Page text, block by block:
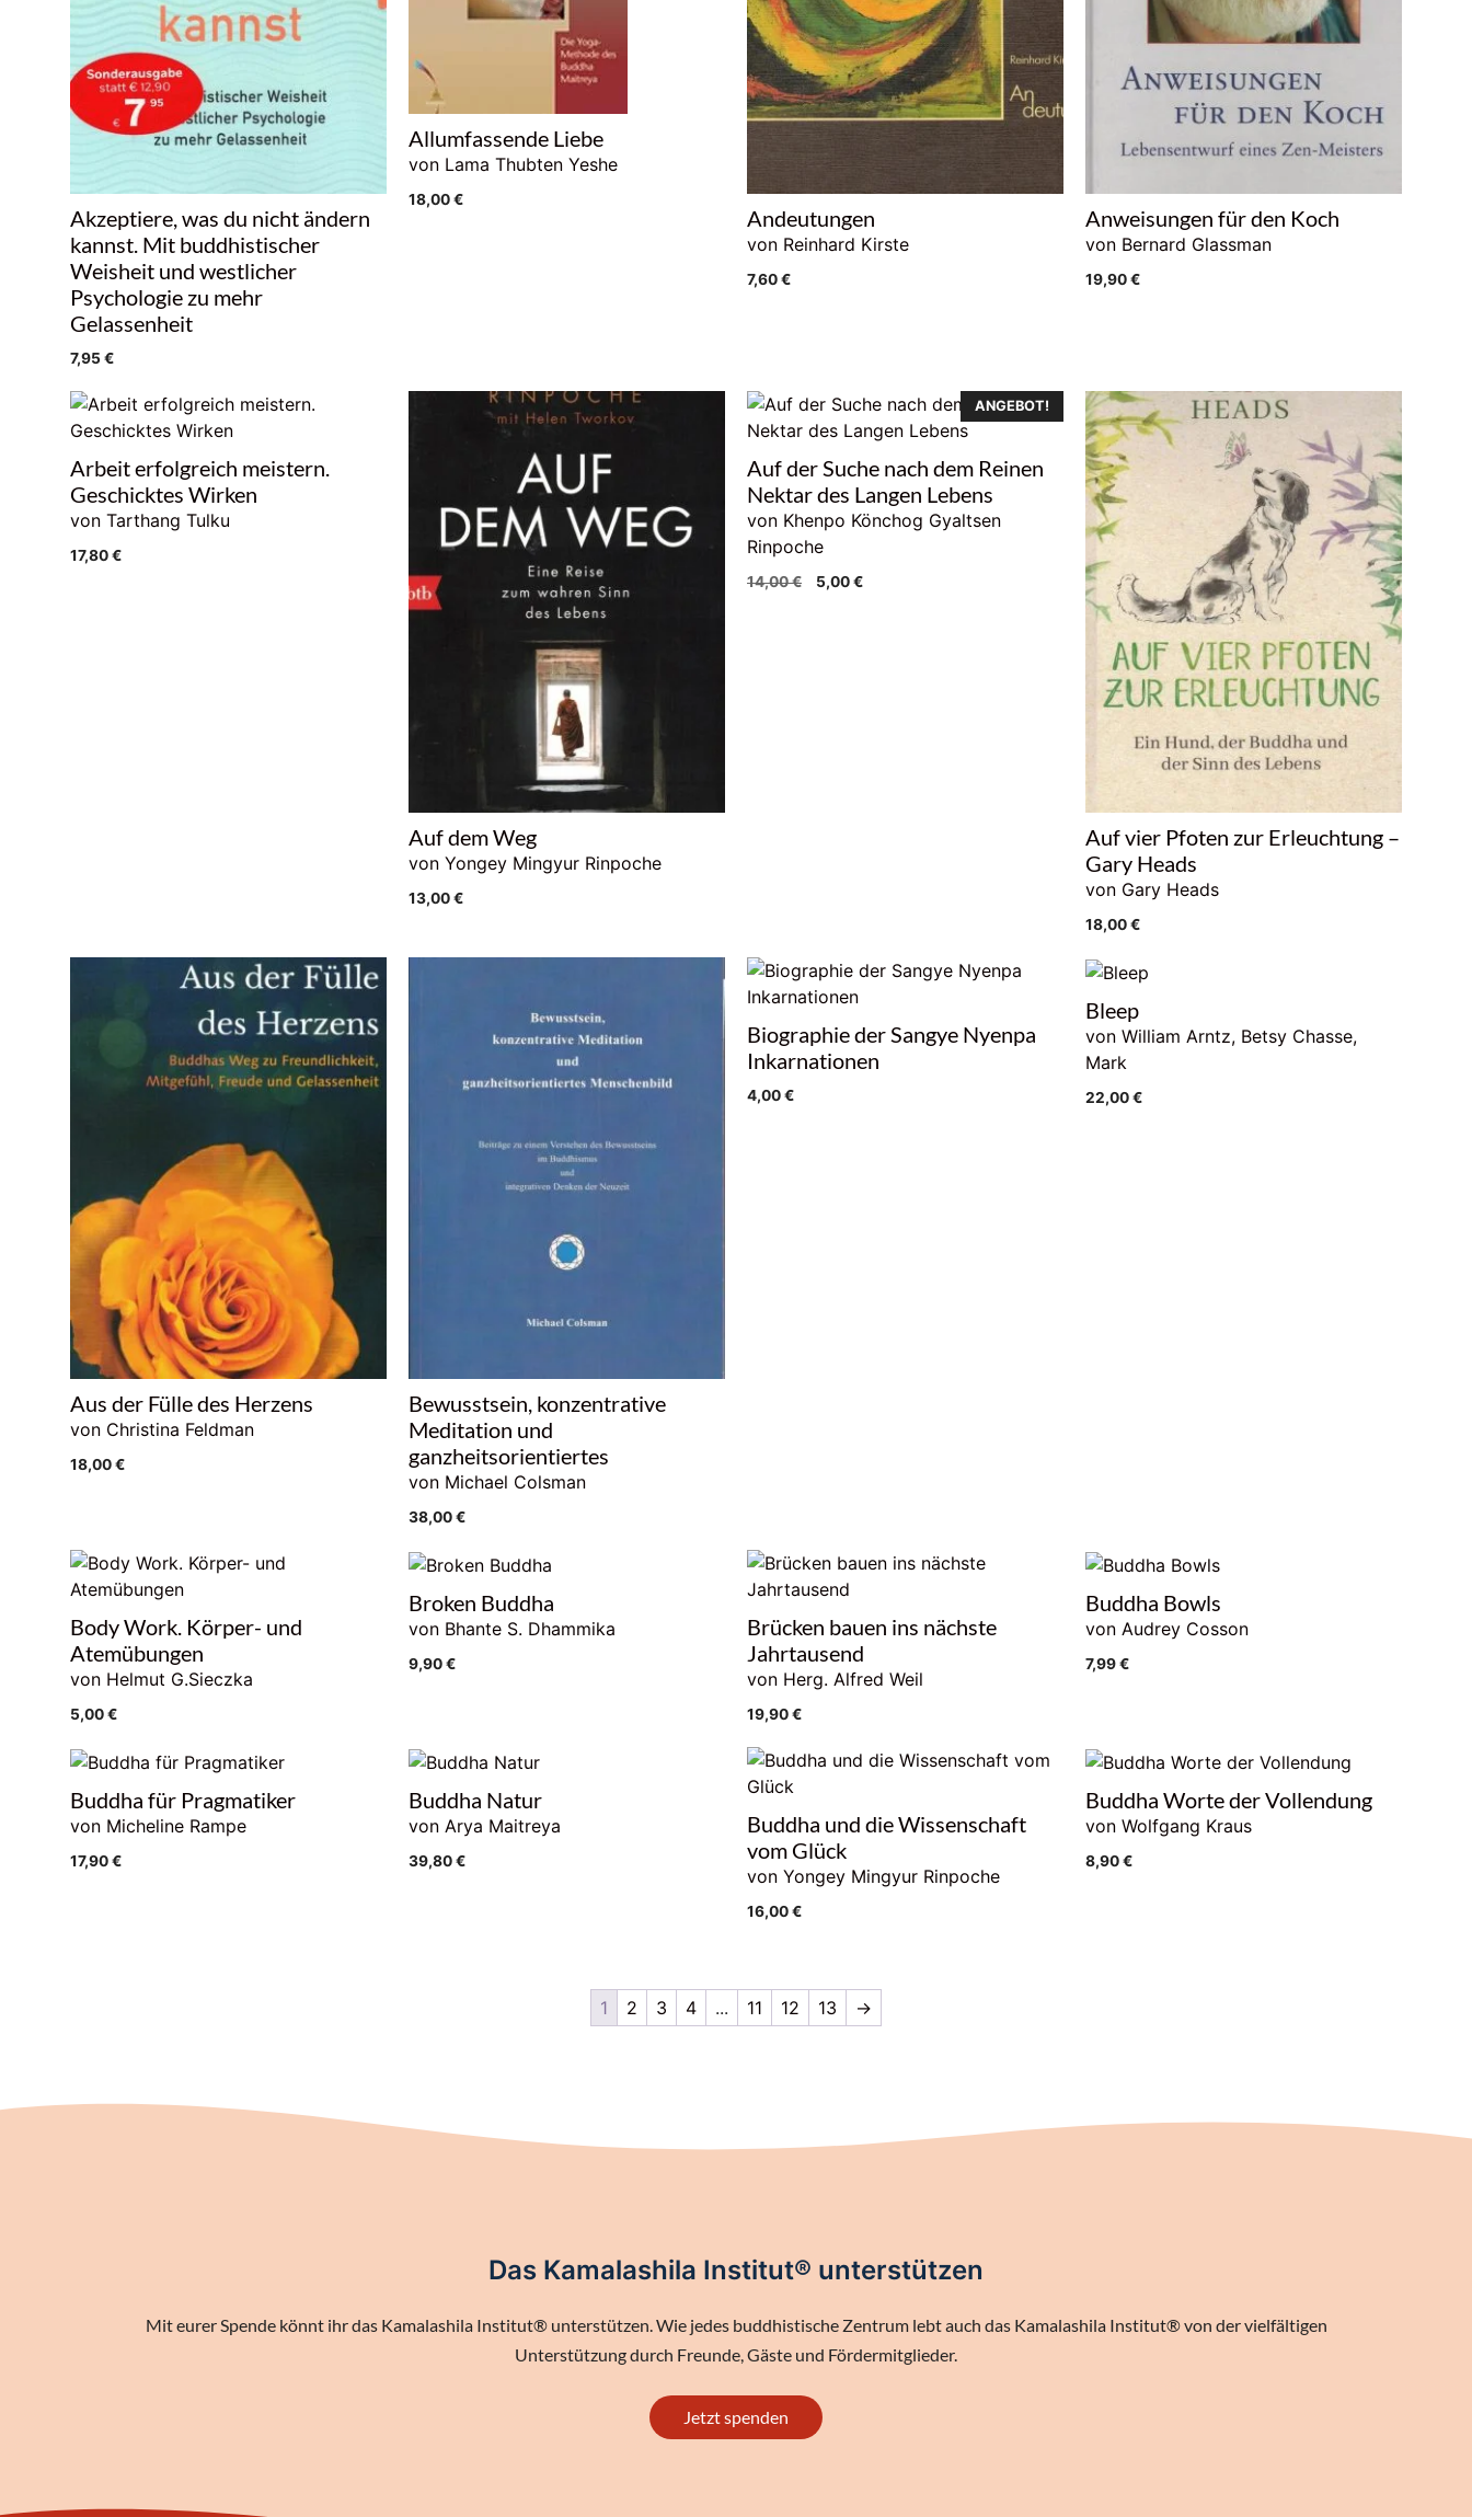
Akzeptiere, was du nicht ändern
kannst. Mit buddhistischer
Weisheit und westlicher
Psychologie zu mehr
Gelassenheit
7,95€
Allumfassende Liebe
von Lama Thubten Yeshe
18,00€
Andeutungen
von Reinhard Kirste
7,60€
Anweisungen für den Koch
von Bernard Glassman
19,90€
Arbeit erfolgreich meistern.
Geschicktes Wirken
von Tarthang Tulku
17,80€
Auf dem Weg
von Yongey Mingyur Rinpoche
13,00€
ANGEBOT!
Auf der Suche nach dem Reinen
Nektar des Langen Lebens
von Khenpo Könchog Gyaltsen
Rinpoche
14,00€
Ursprünglicher
5,00€Aktueller
Auf vier Pfoten zur Erleuchtung –
Gary Heads
von Gary Heads
18,00€
Aus der Fülle des Herzens
von Christina Feldman
18,00€
Bewusstsein, konzentrative
Meditation und
ganzheitsorientiertes
von Michael Colsman
38,00€
Biographie der Sangye Nyenpa
Inkarnationen
4,00€
Bleep
von William Arntz, Betsy Chasse,
Mark
22,00€
Body Work. Körper- und
Atemübungen
von Helmut G.Sieczka
5,00€
Broken Buddha
von Bhante S. Dhammika
9,90€
Brücken bauen ins nächste
Jahrtausend
von Herg. Alfred Weil
19,90€
Buddha Bowls
von Audrey Cosson
7,99€
Buddha für Pragmatiker
von Micheline Rampe
17,90€
Buddha Natur
von Arya Maitreya
39,80€
Buddha und die Wissenschaft
vom Glück
von Yongey Mingyur Rinpoche
16,00€
Buddha Worte der Vollendung
von Wolfgang Kraus
8,90€
1 2 3 4 ... 11 12 13 →
Das Kamalashila Institut® unterstützen
Mit eurer Spende könnt ihr das Kamalashila Institut® unterstützen. Wie jedes buddhistische Zentrum lebt auch das Kamalashila Institut® von der vielfältigen
Unterstützung durch Freunde, Gäste und Fördermitglieder.
Jetzt spenden